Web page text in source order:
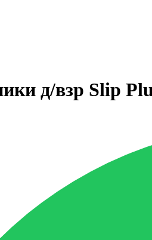
д/взр Slip